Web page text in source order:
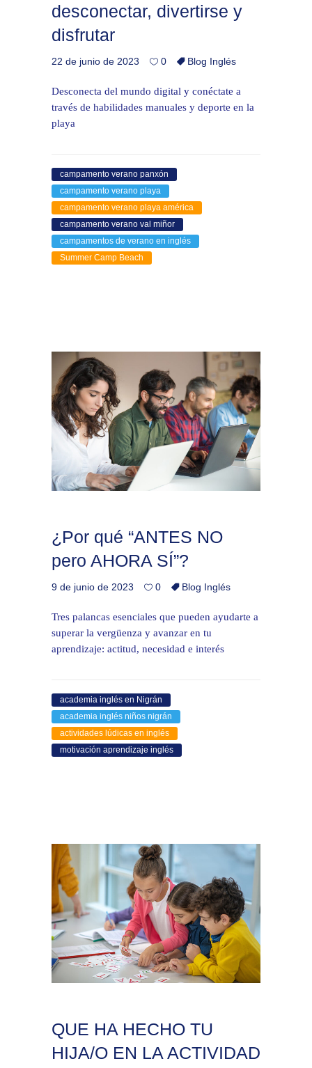
desconectar, divertirse y
disfrutar
22 de junio de 2023 0 Blog Inglés
Desconecta del mundo digital y conéctate a
través de habilidades manuales y deporte en la
playa
campamento verano panxón
campamento verano playa
campamento verano playa américa
campamento verano val miñor
campamentos de verano en inglés
Summer Camp Beach
¿Por qué “ANTES NO
pero AHORA SÍ”?
9 de junio de 2023 0 Blog Inglés
Tres palancas esenciales que pueden ayudarte a
superar la vergüenza y avanzar en tu
aprendizaje: actitud, necesidad e interés
academia inglés en Nigrán
academia inglés niños nigrán
actividades lúdicas en inglés
motivación aprendizaje inglés
QUE HA HECHO TU
HIJA/O EN LA ACTIVIDAD